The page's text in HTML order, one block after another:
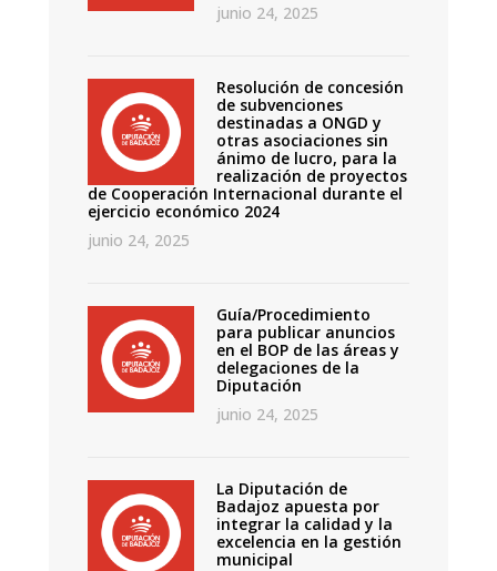
junio 24, 2025
Resolución de concesión
de subvenciones
destinadas a ONGD y
otras asociaciones sin
ánimo de lucro, para la
realización de proyectos
de Cooperación Internacional durante el
ejercicio económico 2024
junio 24, 2025
Guía/Procedimiento
para publicar anuncios
en el BOP de las áreas y
delegaciones de la
Diputación
junio 24, 2025
La Diputación de
Badajoz apuesta por
integrar la calidad y la
excelencia en la gestión
municipal